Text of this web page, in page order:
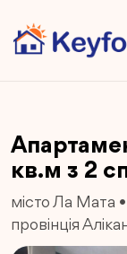
кв.м з 2
місто Ла Мата •
провінція